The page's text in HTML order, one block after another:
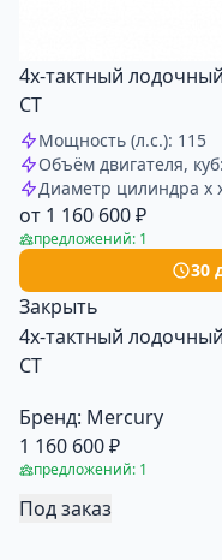
4х-тактный
CT
Мощность (л.с.): 115
Объём двигателя,
Диаметр цилиндра x
от 1 160 600 ₽
предложений: 1
30
Закрыть
4х-тактный
CT
Бренд: Mercury
1 160 600 ₽
предложений: 1
Под заказ